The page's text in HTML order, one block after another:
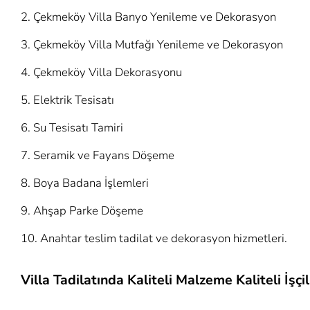
Çekmeköy Villa Banyo Yenileme ve Dekorasyon
Çekmeköy Villa Mutfağı Yenileme ve Dekorasyon
Çekmeköy Villa Dekorasyonu
Elektrik Tesisatı
Su Tesisatı Tamiri
Seramik ve Fayans Döşeme
Boya Badana İşlemleri
Ahşap Parke Döşeme
Anahtar teslim tadilat ve dekorasyon hizmetleri.
Villa Tadilatında Kaliteli Malzeme Kaliteli